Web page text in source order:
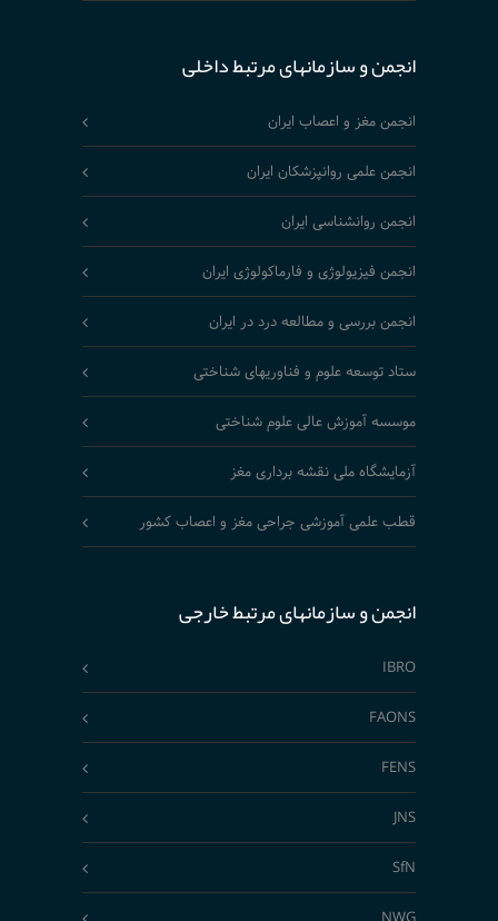
انجمن و سازمانهای مرتبط داخلی
انجمن مغز و اعصاب ایران
انجمن علمی روانپزشکان ایران
انجمن روانشناسی ایران
انجمن فیزیولوژی و فارماکولوژی ایران
انجمن بررسی و مطالعه درد در ایران
ستاد توسعه علوم و فناوریهای شناختی
موسسه آموزش عالی علوم شناختی
آزمایشگاه ملی نقشه برداری مغز
قطب علمی آموزشی جراحی مغز و اعصاب کشور
انجمن و سازمانهای مرتبط خارجی
IBRO
FAONS
FENS
JNS
SfN